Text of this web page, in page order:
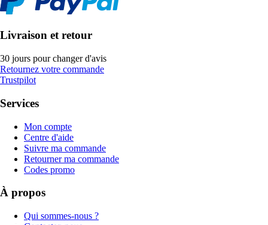
Livraison et retour
30 jours pour changer d'avis
Retournez votre commande
Trustpilot
Services
Mon compte
Centre d'aide
Suivre ma commande
Retourner ma commande
Codes promo
À propos
Qui sommes-nous ?